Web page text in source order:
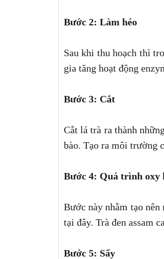
Bước 2: Làm héo
Sau khi thu hoạch thì
gia tăng hoạt động
Bước 3: Cắt
Cắt lá trà ra thành
bào. Tạo ra môi trường
Bước 4: Quá trình oxy
Bước này nhằm tạo
tại đây. Trà đen assam
Bước 5: Sấy